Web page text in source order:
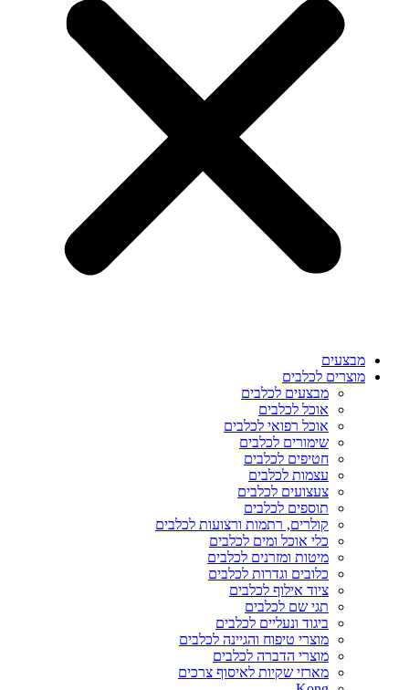
מבצעים
מוצרים לכלבים
מבצעים לכלבים
אוכל לכלבים
אוכל רפואי לכלבים
שימורים לכלבים
חטיפים לכלבים
עצמות לכלבים
צעצועים לכלבים
תוספים לכלבים
קולרים, רתמות ורצועות לכלבים
כלי אוכל ומים לכלבים
מיטות ומזרנים לכלבים
כלובים וגדרות לכלבים
ציוד אילוף לכלבים
תגי שם לכלבים
ביגוד ונעליים לכלבים
מוצרי טיפוח והגיינה לכלבים
מוצרי הדברה לכלבים
מארזי שקיות לאיסוף צרכים